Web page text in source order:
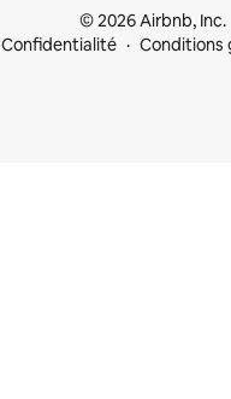
© 2026 Airbnb, Inc.
Confidentialité
Conditions